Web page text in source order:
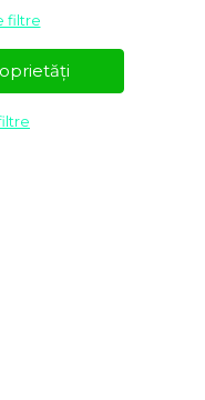
filtre